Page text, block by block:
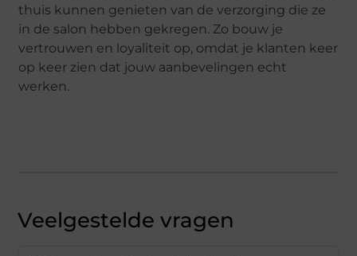
thuis kunnen genieten van de verzorging die ze
in de salon hebben gekregen. Zo bouw je
vertrouwen en loyaliteit op, omdat je klanten keer
op keer zien dat jouw aanbevelingen echt
werken.
Veelgestelde vragen